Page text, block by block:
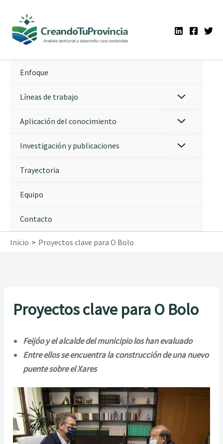
contenido
Enfoque
Líneas de trabajo
Aplicación del conocimiento
Investigación y publicaciones
Trayectoria
Equipo
Contacto
Inicio Proyectos clave para O Bolo
Proyectos clave para O Bolo
Feijóo y el alcalde del municipio los han evaluado
Entre ellos se encuentra la construcción de una nuevo
puente sobre el Xares